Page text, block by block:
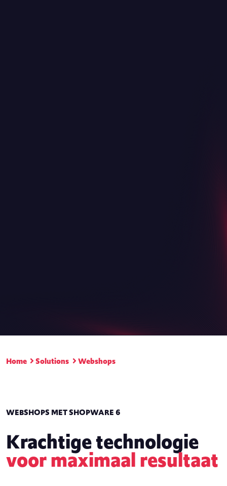
Home Solutions Webshops
WEBSHOPS MET SHOPWARE 6
Krachtige technologie
voor maximaal resultaat